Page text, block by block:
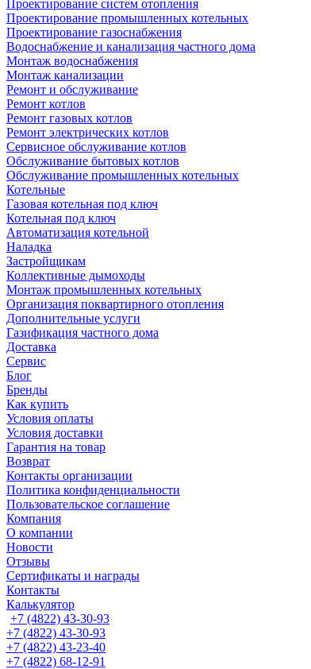
Проектирование систем отопления
Проектирование промышленных котельных
Проектирование газоснабжения
Водоснабжение и канализация частного дома
Монтаж водоснабжения
Монтаж канализации
Ремонт и обслуживание
Ремонт котлов
Ремонт газовых котлов
Ремонт электрических котлов
Сервисное обслуживание котлов
Обслуживание бытовых котлов
Обслуживание промышленных котельных
Котельные
Газовая котельная под ключ
Котельная под ключ
Автоматизация котельной
Наладка
Застройщикам
Коллективные дымоходы
Монтаж промышленных котельных
Организация поквартирного отопления
Дополнительные услуги
Газификация частного дома
Доставка
Сервис
Блог
Бренды
Как купить
Условия оплаты
Условия доставки
Гарантия на товар
Возврат
Контакты организации
Политика конфиденциальности
Пользовательское соглашение
Компания
О компании
Новости
Отзывы
Сертификаты и награды
Контакты
Калькулятор
+7 (4822) 43-30-93
+7 (4822) 43-30-93
+7 (4822) 43-23-40
+7 (4822) 68-12-91